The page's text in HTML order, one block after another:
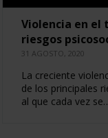
Violencia en el
riesgos
31 AGOSTO, 2020
La creciente
de los principales
al que cada vez